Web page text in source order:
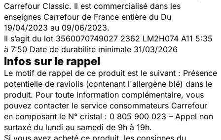
Carrefour Classic. Il est commercialisé dans les
enseignes Carrefour de France entière du Du
19/04/2023 au 09/06/2023.
Il s’agit du lot 3560070749027 2362 LM2H074 A11 5:35
à 7:50 Date de durabilité minimale 31/03/2026
Infos sur le rappel
Le motif de rappel de ce produit est le suivant : Présence
potentielle de raviolis (contenant l'allergène blé) dans le
produit. Pour toute information complémentaire, vous
pouvez contacter le service consommateurs Carrefour
en composant le N° cristal : 0 805 900 023 – Appel non
surtaxé du lundi au samedi de 9h à 19h.
Si vous avez acheté ce produit, les consignes du